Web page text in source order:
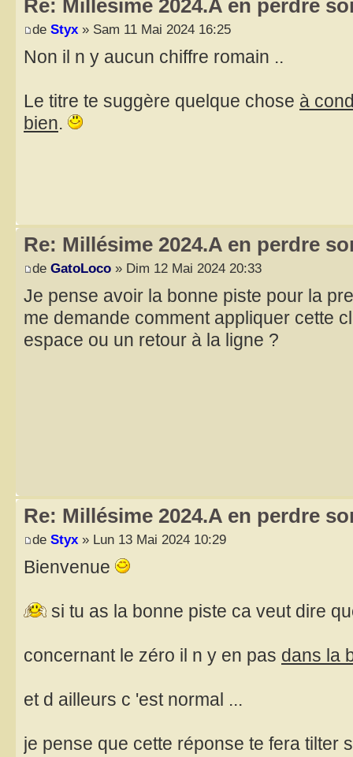
Re: Millésime 2024.A en perdre
de Styx » Sam 11 Mai 2024 16:25
Non il n y aucun chiffre romain ..
Le titre te suggère quelque chose à
bien.
Re: Millésime 2024.A en perdre
de GatoLoco » Dim 12 Mai 2024 20:33
Je pense avoir la bonne piste pour la
me demande comment appliquer cette
espace ou un retour à la ligne ?
Re: Millésime 2024.A en perdre
de Styx » Lun 13 Mai 2024 10:29
Bienvenue
si tu as la bonne piste ca veut dire
concernant le zéro il n y en pas dans la
et d ailleurs c 'est normal ...
je pense que cette réponse te fera tilter